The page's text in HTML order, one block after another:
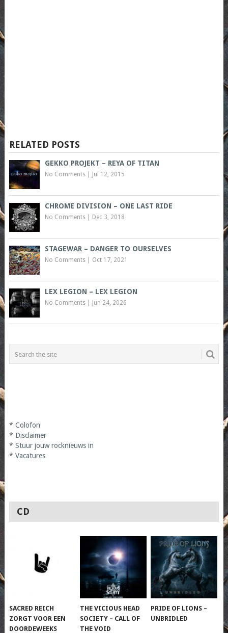
RELATED POSTS
GEKKO PROJEKT – REYA OF TITAN
No Comments| Jul 12, 2015
CHROME DIVISION – ONE LAST RIDE
No Comments| Dec 3, 2018
STAGEWAR – DANGER TO OURSELVES
No Comments| Oct 17, 2021
LEX LEGION – LEX LEGION
No Comments| Jun 24, 2026
* Colofon
* Disclaimer
* Stuur jouw rocknieuws in
* Vacatures
CD
SACRED REICH
ZORGT VOOR EEN
DOORDEWEEKS
THE VICIOUS HEAD
SOCIETY – CALL OF
THE VOID
PRIDE OF LIONS –
UNBRIDLED